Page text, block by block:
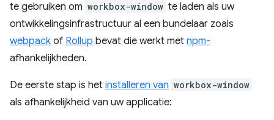
te gebruiken om workbox-window te laden als uw
ontwikkelingsinfrastructuur al een bundelaar zoals
webpack of Rollup bevat die werkt met npm-
afhankelijkheden.
De eerste stap is het installeren van workbox-window
als afhankelijkheid van uw applicatie: